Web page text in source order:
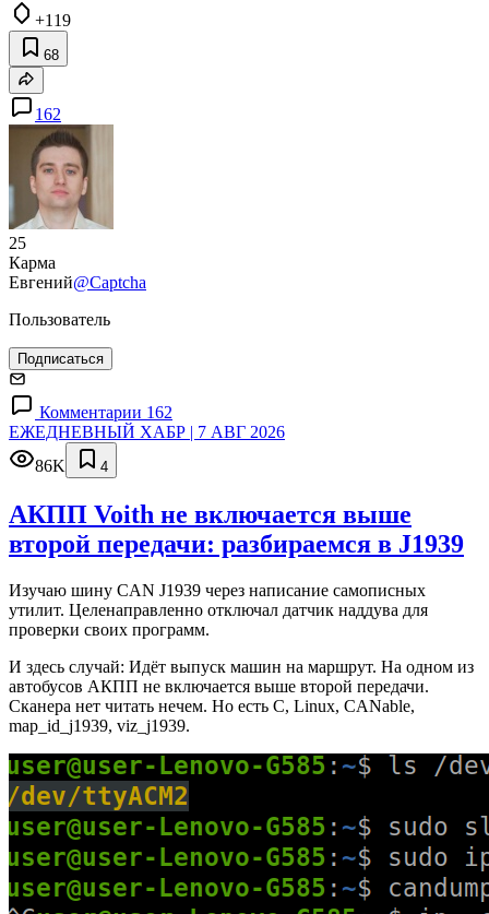
+119
68
162
25
Карма
Евгений@Captcha
Пользователь
Подписаться
Комментарии 162
ЕЖЕДНЕВНЫЙ ХАБР | 7 АВГ 2026
86K
4
АКПП Voith не включается выше
второй передачи: разбираемся в J1939
Изучаю шину CAN J1939 через написание самописных
утилит. Целенаправленно отключал датчик наддува для
проверки своих программ.
И здесь случай: Идёт выпуск машин на маршрут. На одном из
автобусов АКПП не включается выше второй передачи.
Сканера нет читать нечем. Но есть C, Linux, CANable,
map_id_j1939, viz_j1939.